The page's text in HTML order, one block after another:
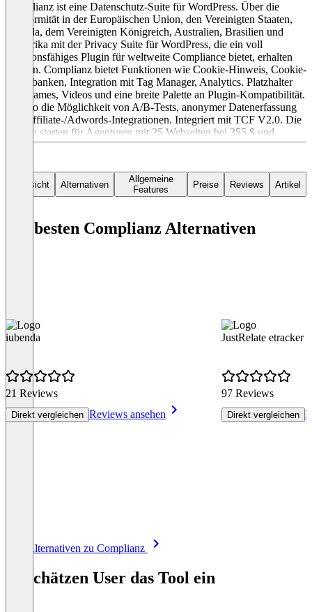
Complianz ist eine Datenschutz-Suite für WordPress. Über die
Konformität in der Europäischen Union, den Vereinigten Staaten,
Kanada, dem Vereinigten Königreich, Australien, Brasilien und
Südafrika mit der Privacy Suite für WordPress, die ein voll
funktionsfähiges Plugin für weltweite Compliance bietet, erhalten
werden. Complianz bietet Funktionen wie Cookie-Hinweis, Cookie-
Datenbanken, Integration mit Tag Manager, Analytics. Platzhalter
für iFrames, Videos und eine breite Palette an Plugin-Kompatibilität.
Ebenso die Möglichkeit von A/B-Tests, anonymer Datenerfassung
und Affiliate-/Adwords-Integrationen. Integriert mit TCF V2.0. Die
Kosten starten für Agenturen mit 25 Webseiten bei 355 $ und
umfasst 1 Jahr Support und Updates.
Übersicht Alternativen
Allgemeine
Features
Preise Reviews Artikel
Die besten Complianz Alternativen
iubenda
21 Reviews
Direkt vergleichen Reviews ansehen
JustRelate etracker
97 Reviews
Direkt vergleichen
Alle Alternativen zu Complianz
So schätzen User das Tool ein